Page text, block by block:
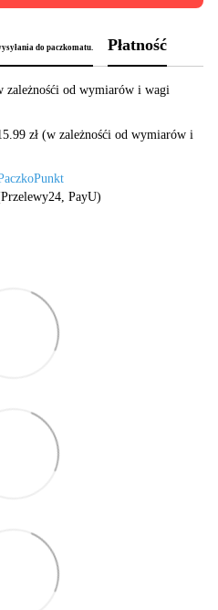
do paczkomatu. Płatność
zależnośći od wymiarów i wagi
zł (w zależnośći od wymiarów i
PayU)